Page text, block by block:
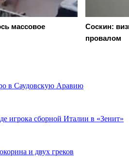
массовое
Соскин:
провалом
в Саудовскую Аравию
игрока сборной Италии в «Зенит»
и двух греков